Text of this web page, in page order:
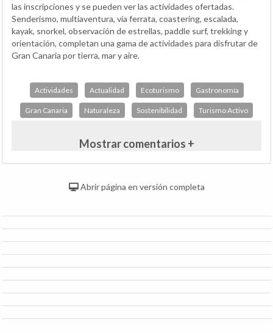
las inscripciones y se pueden ver las actividades ofertadas.
Senderismo, multiaventura, vía ferrata, coastering, escalada,
kayak, snorkel, observación de estrellas, paddle surf, trekking y
orientación, completan una gama de actividades para disfrutar de
Gran Canaria por tierra, mar y aire.
Actividades Actualidad Ecoturismo Gastronomía
Gran Canaria Naturaleza Sostenibilidad Turismo Activo
Mostrar comentarios +
Abrir página en versión completa